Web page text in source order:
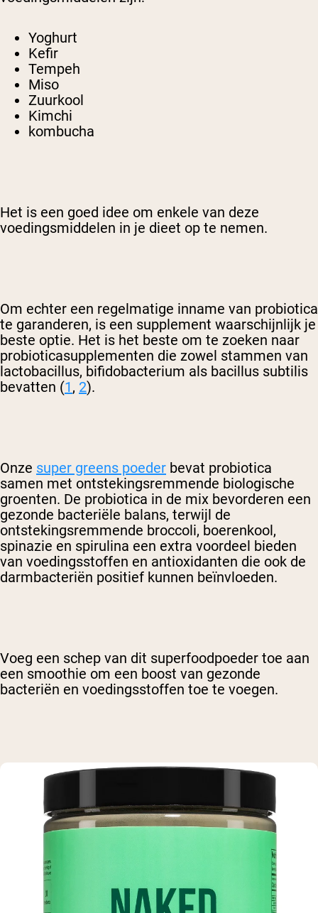
Yoghurt
Kefir
Tempeh
Miso
Zuurkool
Kimchi
kombucha
Het is een goed idee om enkele van deze
voedingsmiddelen in je dieet op te nemen.
Om echter een regelmatige inname van probiotica
te garanderen, is een supplement waarschijnlijk je
beste optie. Het is het beste om te zoeken naar
probioticasupplementen die zowel stammen van
lactobacillus, bifidobacterium als bacillus subtilis
bevatten (1, 2).
Onze super greens poeder bevat probiotica
samen met ontstekingsremmende biologische
groenten. De probiotica in de mix bevorderen een
gezonde bacteriële balans, terwijl de
ontstekingsremmende broccoli, boerenkool,
spinazie en spirulina een extra voordeel bieden
van voedingsstoffen en antioxidanten die ook de
darmbacteriën positief kunnen beïnvloeden.
Voeg een schep van dit superfoodpoeder toe aan
een smoothie om een boost van gezonde
bacteriën en voedingsstoffen toe te voegen.